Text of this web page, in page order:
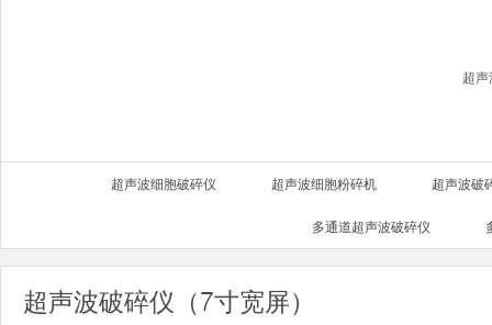
超
超声波细胞破碎仪 超声波细胞粉碎机 超声波破
多通道超声波破碎仪
超声波破碎仪（7寸宽屏）